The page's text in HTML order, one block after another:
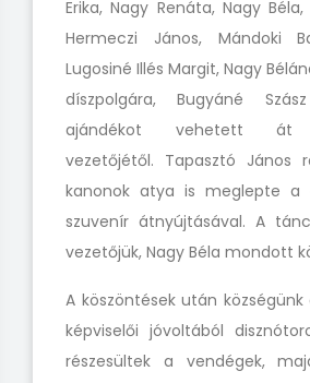
Erika, Nagy Renáta, Nagy
Hermeczi János, Mándoki
Lugosiné Illés Margit, Nagy
díszpolgára, Bugyáné
ajándékot vehetett át
vezetőjétől. Tapasztó János
kanonok atya is meglepte a
szuvenír átnyújtásával. A
vezetőjük, Nagy Béla mondott
A köszöntések után
képviselői jóvoltából
részesültek a vendégek,